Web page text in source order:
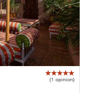
(1 opinion)